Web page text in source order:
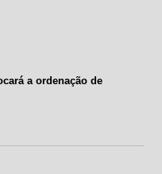
a ordenação de